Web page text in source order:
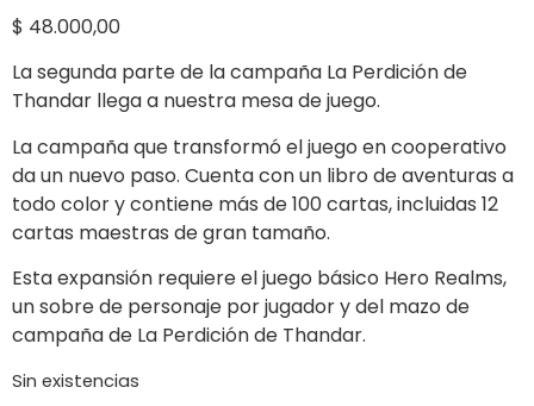
$ 48.000,00
La segunda parte de la campaña La Perdición de
Thandar llega a nuestra mesa de juego.
La campaña que transformó el juego en cooperativo
da un nuevo paso. Cuenta con un libro de aventuras a
todo color y contiene más de 100 cartas, incluidas 12
cartas maestras de gran tamaño.
Esta expansión requiere el juego básico Hero Realms,
un sobre de personaje por jugador y del mazo de
campaña de La Perdición de Thandar.
Sin existencias